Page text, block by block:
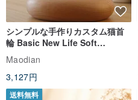
シンプルな手作りカスタム猫首
輪 Basic New Life Soft
Organic Cat Collar | Simple
Soft Cat Collar
Maodian
3,127円
送料無料